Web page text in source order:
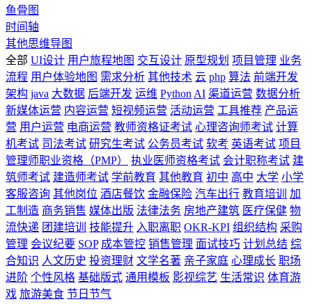
鱼骨图
时间轴
其他思维导图
全部 UI设计 用户旅程地图 交互设计 原型规划 项目管理 业务
流程 用户体验地图 需求分析 其他技术 云 php 算法 前端开发
架构 java 大数据 后端开发 运维 Python AI 渠道运营 数据分析
新媒体运营 内容运营 短视频运营 活动运营 工具推荐 产品运
营 用户运营 电商运营 教师资格证考试 心理咨询师考试 计算
机考试 司法考试 研究生考试 公务员考试 软考 英语考试 项目
管理师职业资格（PMP）
执业医师资格考试 会计职称考试 建
筑师考试 建造师考试 学前教育 其他教育 初中 高中 大学 小学
客服咨询 其他岗位 酒店餐饮 金融保险 汽车出行 教育培训
加
工制造 商务销售 媒体出版 法律法务 房地产建筑 医疗保健 物
流快递 团建培训 技能提升 入职离职 OKR-KPI 组织结构 采购
管理 会议纪要 SOP 成本管控 销售管理 面试技巧 计划总结 综
合知识 人文历史 投资理财 文学名著 亲子家庭 心理成长 职场
进阶 个性风格 基础版式 通用模板 影视综艺 生活常识 体育游
戏 旅游美食 节日节气